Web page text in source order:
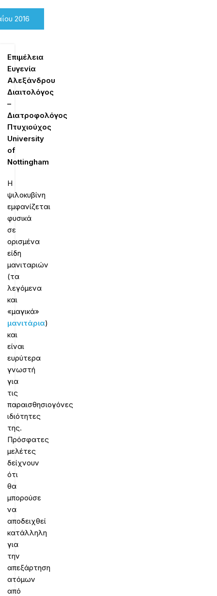
2016
Επιμέλεια
Ευγενία
Αλεξάνδρου
Διαιτολόγος
–
Διατροφολόγος
Πτυχιούχος
University
of
Nottingham
Η
ψιλοκυβίνη
εμφανίζεται
φυσικά
σε
ορισμένα
είδη
μανιταριών
(τα
λεγόμενα
και
«μαγικά»
μανιτάρια)
και
είναι
ευρύτερα
γνωστή
για
τις
παραισθησιογόνες
ιδιότητες
της.
Πρόσφατες
μελέτες
δείχνουν
ότι
θα
μπορούσε
να
αποδειχθεί
κατάλληλη
για
την
απεξάρτηση
ατόμων
από